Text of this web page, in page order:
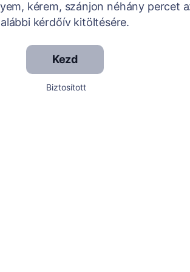
kérem, szánjon néhány percet
alábbi kérdőív kitöltésére.
Kezd
Biztosított